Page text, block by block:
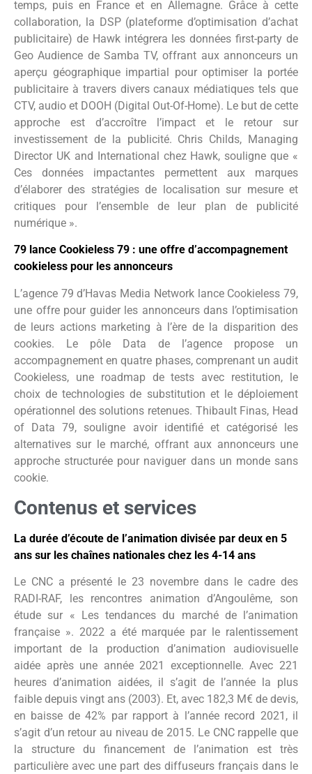
temps, puis en France et en Allemagne. Grâce à cette
collaboration, la DSP (plateforme d’optimisation d’achat
publicitaire) de Hawk intégrera les données first-party de
Geo Audience de Samba TV, offrant aux annonceurs un
aperçu géographique impartial pour optimiser la portée
publicitaire à travers divers canaux médiatiques tels que
CTV, audio et DOOH (Digital Out-Of-Home). Le but de cette
approche est d’accroître l’impact et le retour sur
investissement de la publicité. Chris Childs, Managing
Director UK and International chez Hawk, souligne que «
Ces données impactantes permettent aux marques
d’élaborer des stratégies de localisation sur mesure et
critiques pour l’ensemble de leur plan de publicité
numérique ».
79 lance Cookieless 79 : une offre d’accompagnement
cookieless pour les annonceurs
L’agence 79 d’Havas Media Network lance Cookieless 79,
une offre pour guider les annonceurs dans l’optimisation
de leurs actions marketing à l’ère de la disparition des
cookies. Le pôle Data de l’agence propose un
accompagnement en quatre phases, comprenant un audit
Cookieless, une roadmap de tests avec restitution, le
choix de technologies de substitution et le déploiement
opérationnel des solutions retenues. Thibault Finas, Head
of Data 79, souligne avoir identifié et catégorisé les
alternatives sur le marché, offrant aux annonceurs une
approche structurée pour naviguer dans un monde sans
cookie.
Contenus et services
La durée d’écoute de l’animation divisée par deux en 5
ans sur les chaînes nationales chez les 4-14 ans
Le CNC a présenté le 23 novembre dans le cadre des
RADI-RAF, les rencontres animation d’Angoulême, son
étude sur « Les tendances du marché de l’animation
française ». 2022 a été marquée par le ralentissement
important de la production d’animation audiovisuelle
aidée après une année 2021 exceptionnelle. Avec 221
heures d’animation aidées, il s’agit de l’année la plus
faible depuis vingt ans (2003). Et, avec 182,3 M€ de devis,
en baisse de 42% par rapport à l’année record 2021, il
s’agit d’un retour au niveau de 2015. Le CNC rappelle que
la structure du financement de l’animation est très
particulière avec une part des diffuseurs français dans le